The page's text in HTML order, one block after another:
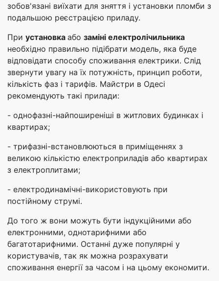
зобов'язані виїхати для зняття і установки пломби з
подальшою реєстрацією приладу.
При установка або заміні електролічильника
необхідно правильно підібрати модель, яка буде
відповідати способу споживання електрики. Слід
звернути увагу на їх потужність, принцип роботи,
кількість фаз і тарифів. Майстри в Одесі
рекомендують такі прилади:
- однофазні-найпоширеніші в житлових будинках і
квартирах;
- трифазні-встановлюються в приміщеннях з
великою кількістю електроприладів або квартирах
з електроплитами;
- електродинамічні-використовують при
постійному струмі.
До того ж вони можуть бути індукційними або
електронними, однотарифними або
багатотарифними. Останні дуже популярні у
користувачів, так як можна розрахувати
споживання енергії за часом і на цьому економити.